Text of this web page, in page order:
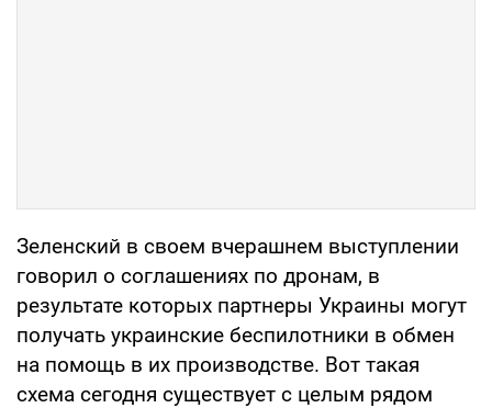
Зеленский в своем вчерашнем выступлении
говорил о соглашениях по дронам, в
результате которых партнеры Украины могут
получать украинские беспилотники в обмен
на помощь в их производстве. Вот такая
схема сегодня существует с целым рядом